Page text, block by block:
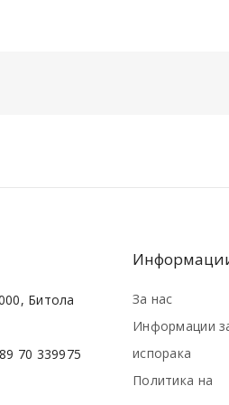
Битола
70 339975
За нас
Информации
испорака
Политика на